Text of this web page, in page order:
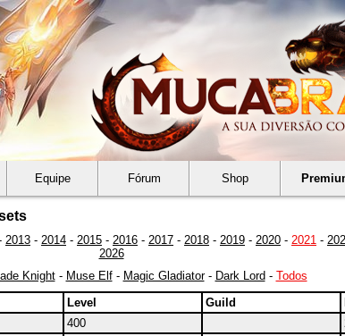
Equipe Fórum Shop
2013 - 2014 - 2015 - 2016 - 2017 - 2018 - 2019 - 2020 - 2021 -
2026
Knight- Muse Elf- Magic Gladiator- Dark Lord - Todos
Level Guild
400